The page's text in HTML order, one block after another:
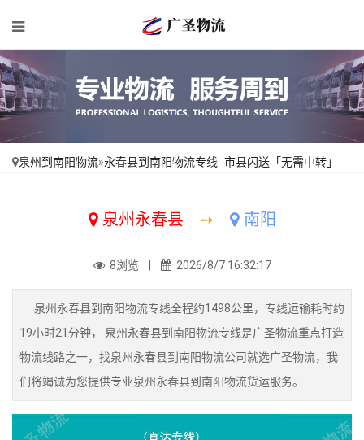
泉州到南阳物流»永春县到南阳物流专线_市县闪送「无需中转」
泉州永春县 ➙ 南阳
8浏览 | 2026/8/7 16:32:17
泉州永春县到南阳物流专线全程约1498公里，专线运输耗时约
19小时21分钟， 泉州永春县到南阳物流专线是广圣物流重点打造
物流线路之一，找泉州永春县到南阳物流公司就选广圣物流，我
们将竭诚为您提供专业泉州永春县到南阳物流货运服务。